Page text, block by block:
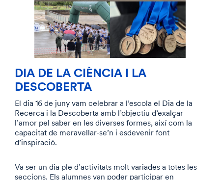
DIA DE LA CIÈNCIA I LA
DESCOBERTA
El dia 16 de juny vam celebrar a l’escola el Dia de la
Recerca i la Descoberta amb l’objectiu d’exalçar
l’amor pel saber en les diverses formes, així com la
capacitat de meravellar-se’n i esdevenir font
d’inspiració.
Va ser un dia ple d’activitats molt variades a totes les
seccions. Els alumnes van poder participar en